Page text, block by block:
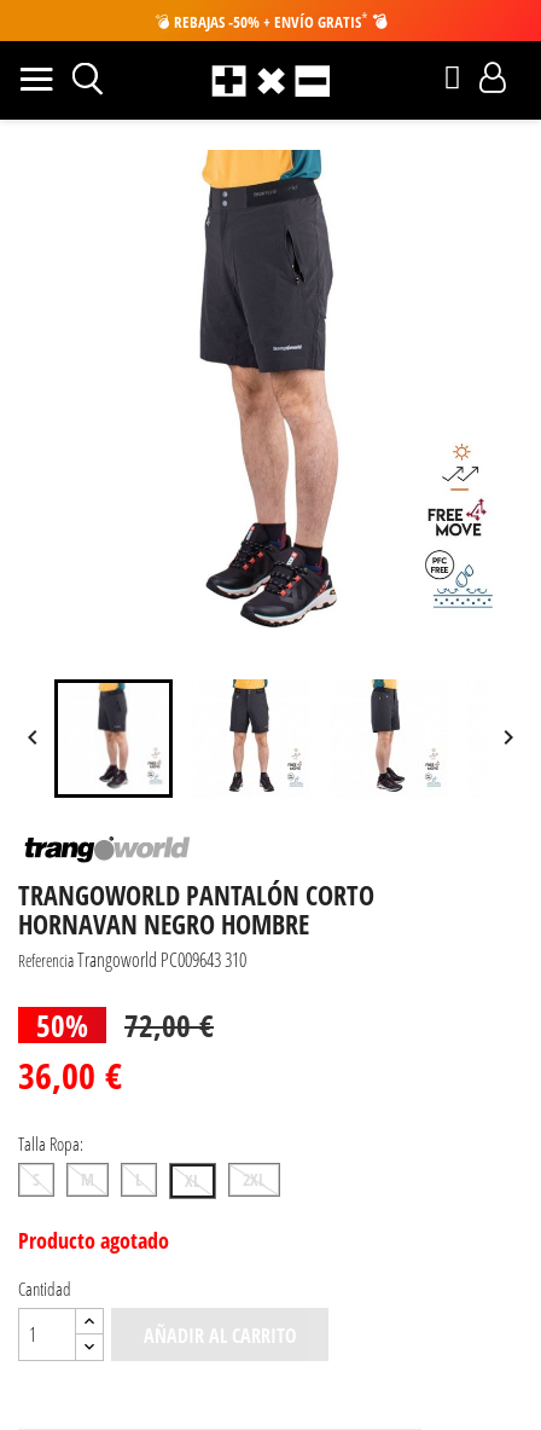
💣 REBAJAS -50% + ENVÍO GRATIS* 💣
 
TRANGOWORLD PANTALÓN CORTO
HORNAVAN NEGRO HOMBRE
ReferenciaTrangoworld PC009643 310
50% 72,00 €
36,00 €
Talla Ropa:
S M L XL 2XL
Producto agotado
Cantidad
AÑADIR AL CARRITO